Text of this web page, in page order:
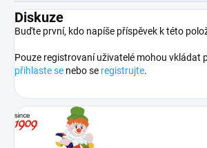
Diskuze
Buďte první, kdo napíše příspěvek k této
Pouze registrovaní uživatelé mohou vkládat
přihlaste se nebo se registrujte.